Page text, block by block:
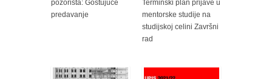
pozorišta: Gostujuće
predavanje
Terminski plan prijave u
mentorske studije na
studijskoj celini Završni
rad